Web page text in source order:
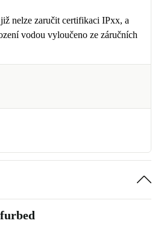
nelze zaručit certifikaci IPxx, a
vodou vyloučeno ze záručních